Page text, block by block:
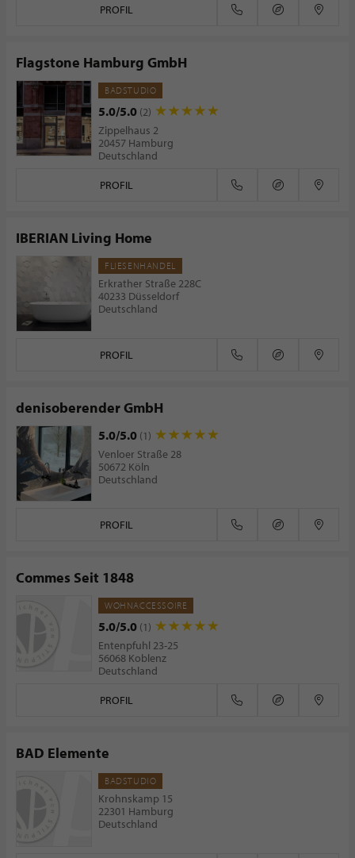
PROFIL
Flagstone Hamburg GmbH
BADSTUDIO
5.0/5.0 (2)
Zippelhaus 2
20457 Hamburg
Deutschland
PROFIL
IBERIAN Living Home
FLIESENHANDEL
Erkrather Straße 228C
40233 Düsseldorf
Deutschland
PROFIL
denisoberender GmbH
5.0/5.0 (1)
Venloer Straße 28
50672 Köln
Deutschland
PROFIL
Commes Seit 1848
WOHNACCESSOIRE
5.0/5.0 (1)
Entenpfuhl 23-25
56068 Koblenz
Deutschland
PROFIL
BAD Elemente
BADSTUDIO
Krohnskamp 15
22301 Hamburg
Deutschland